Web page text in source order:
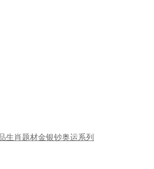
生肖题材金银钞奥运系列